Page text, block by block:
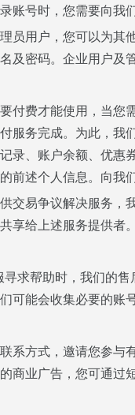
账号时，您需要向我
员用户，您可以为其
及密码。企业用户及
付费才能使用，当您
服务完成。为此，我
录、账户余额、优惠
前述个人信息。向我
交易争议解决服务
享给上述服务提供者
求帮助时，我们的
可能会收集必要的账
系方式，邀请您参与
商业广告，您可通过